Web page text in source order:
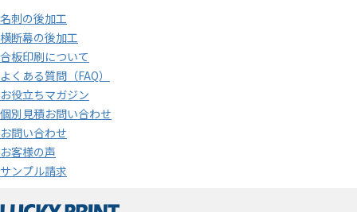
名刺の後加工
横断幕の後加工
合板印刷について
よくある質問（FAQ）
お役立ちマガジン
個別見積お問い合わせ
お問い合わせ
お客様の声
サンプル請求